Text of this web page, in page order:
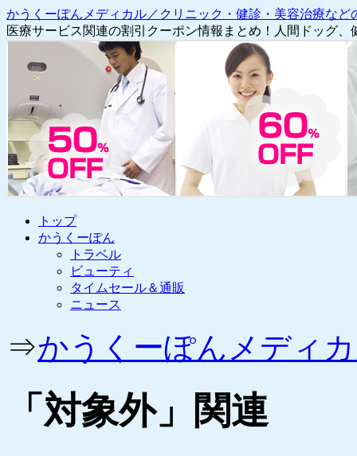
かうくーぽんメディカル／クリニック・健診・美容治療な
医療サービス関連の割引クーポン情報まとめ！人間ドッグ
ッ
トップ
かうくーぽん
トラベル
ビューティ
タイムセール＆通販
ニュース
⇒かうくーぽんメディ
「 対象外」関連